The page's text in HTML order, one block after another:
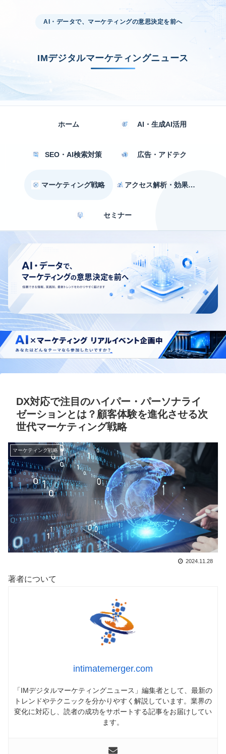
AI・データで、マーケティングの意思決定を前へ
IMデジタルマーケティングニュース
ホーム AI・生成AI活用
SEO・AI検索対策 広告・アドテク
マーケティング戦略 アクセス解析・効果測定
セミナー
DX対応で注目のハイパー・パーソナライ
ゼーションとは？顧客体験を進化させる次
世代マーケティング戦略
マーケティング戦略
2024.11.28
著者について
intimatemerger.com
「IMデジタルマーケティングニュース」編集者として、最新の
トレンドやテクニックを分かりやすく解説しています。業界の
変化に対応し、読者の成功をサポートする記事をお届けしてい
ます。